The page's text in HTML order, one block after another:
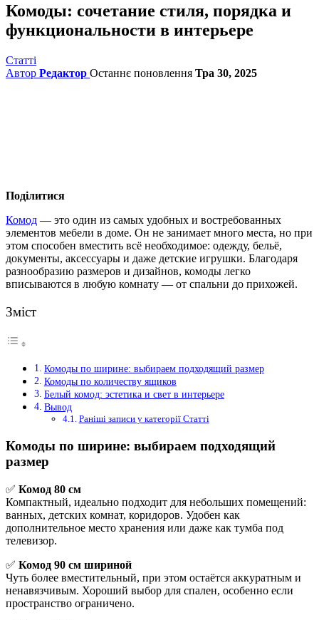
Комоды: сочетание стиля, порядка и
функциональности в интерьере
Статті
Автор Редактор Останнє поновлення Тра 30, 2025
Поділитися
Комод — это один из самых удобных и востребованных
элементов мебели в доме. Он не занимает много места, но при
этом способен вместить всё необходимое: одежду, бельё,
документы, аксессуары и даже детские игрушки. Благодаря
разнообразию размеров и дизайнов, комоды легко
вписываются в любую комнату — от спальни до прихожей.
Зміст
Комоды по ширине: выбираем подходящий размер
Комоды по количеству ящиков
Белый комод: эстетика и свет в интерьере
Вывод
Раніші записи у категорії Статті
Комоды по ширине: выбираем подходящий
размер
✅ Комод 80 см
Компактный, идеально подходит для небольших помещений:
ванных, детских комнат, коридоров. Удобен как
дополнительное место хранения или даже как тумба под
телевизор.
✅ Комод 90 см шириной
Чуть более вместительный, при этом остаётся аккуратным и
ненавязчивым. Хороший выбор для спален, особенно если
пространство ограничено.